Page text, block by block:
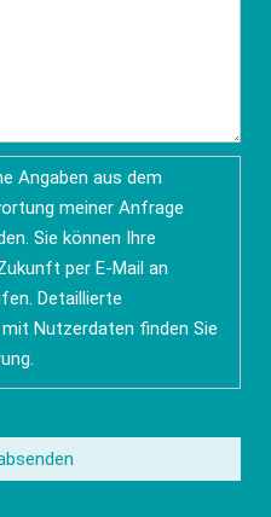
Angaben aus dem
meiner Anfrage
Sie können Ihre
per E-Mail an
Detaillierte
Nutzerdaten finden Sie
.